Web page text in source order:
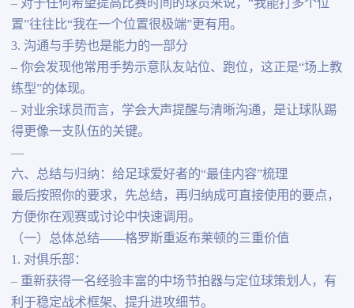
– 对于任何希望提高比赛时间的球员来说，“我能打多个位
置”往往比“我在一个位置很极端”更有用。
3. 沟通与手势也是能力的一部分
– 你会发现他常用手势示意队友站位、跑位，这正是“场上教
练型”的体现。
– 对业余球员而言，学会大声提醒与清晰沟通，是让球队踢
得更像一支队伍的关键。
—
六、总结与归纳：给足球爱好者的“最佳内容”梳理
最后按照你的要求，先总结，再归纳成可直接使用的要点，
方便你在观赛或讨论中快速调用。
（一）总体总结——格罗斯重返布莱顿的三重价值
1. 对俱乐部：
– 重新获得一名经验丰富的中场节拍器与定位球策划人，有
利于稳定战术框架、提升进攻细节。